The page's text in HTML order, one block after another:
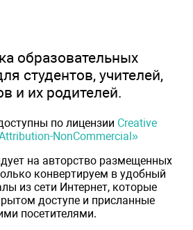
образовательных
студентов, учителей,
и их родителей.
по лицензии Creative
NonCommercial»
на авторство размещенных
конвертируем в удобный
из сети Интернет, которые
доступе и присланные
посетителями.